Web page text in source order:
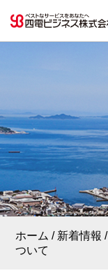
ホーム 新着情報
ついて